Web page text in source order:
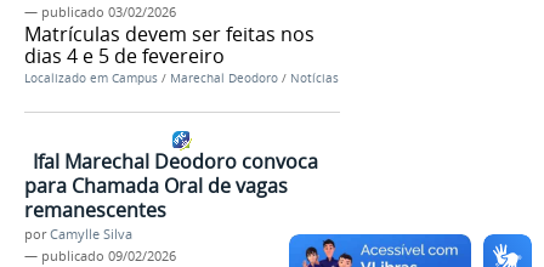
— publicado 03/02/2026
Matrículas devem ser feitas nos
dias 4 e 5 de fevereiro
Localizado em Campus / Marechal Deodoro / Notícias
Ifal Marechal Deodoro convoca
para Chamada Oral de vagas
remanescentes
porCamylle Silva
— publicado 09/02/2026